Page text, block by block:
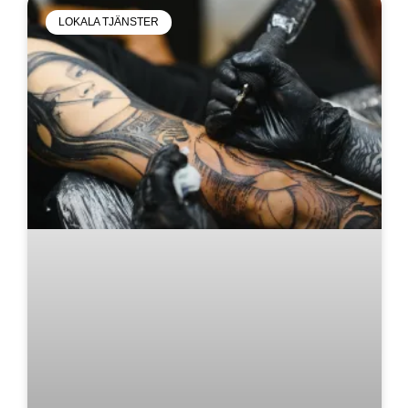
LOKALA TJÄNSTER